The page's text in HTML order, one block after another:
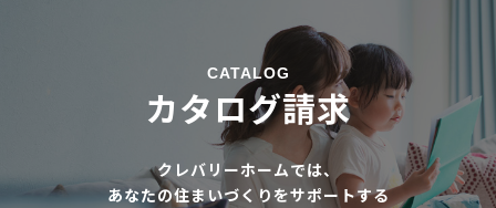
CATALOG
カタログ請求
クレバリーホームでは、
あなたの住まいづくりをサポートする